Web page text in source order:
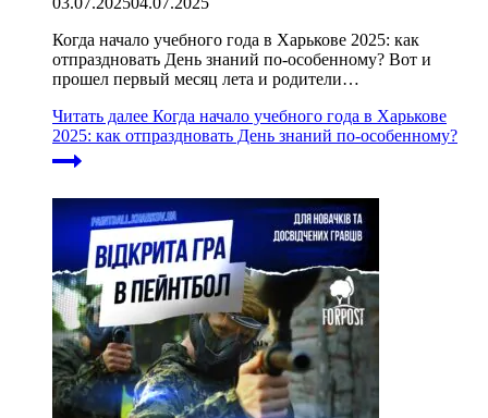
Когда начало учебного года в Харькове 2025: как
отпраздновать День знаний по-особенному? Вот и
прошел первый месяц лета и родители…
Читать далее Когда начало учебного года в Харькове
2025: как отпраздновать День знаний по-особенному?